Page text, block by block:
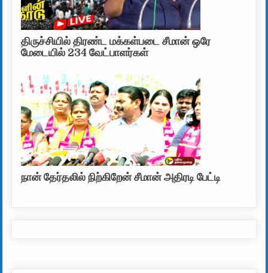
திருச்சியில் திரண்ட மக்கள்படை சீமான் ஒரே
மேடையில் 234 வேட்பாளர்கள்
நான் தேர்தலில் நிற்கிறேன் சீமான் அதிரடி பேட்டி